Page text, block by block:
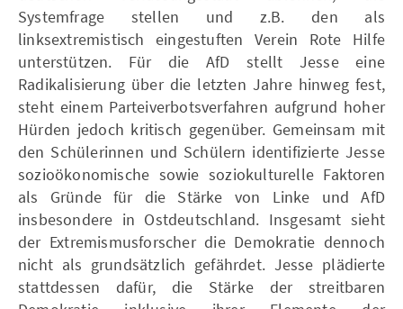
Systemfrage stellen und z.B. den als
linksextremistisch eingestuften Verein Rote Hilfe
unterstützen. Für die AfD stellt Jesse eine
Radikalisierung über die letzten Jahre hinweg fest,
steht einem Parteiverbotsverfahren aufgrund hoher
Hürden jedoch kritisch gegenüber. Gemeinsam mit
den Schülerinnen und Schülern identifizierte Jesse
sozioökonomische sowie soziokulturelle Faktoren
als Gründe für die Stärke von Linke und AfD
insbesondere in Ostdeutschland. Insgesamt sieht
der Extremismusforscher die Demokratie dennoch
nicht als grundsätzlich gefährdet. Jesse plädierte
stattdessen dafür, die Stärke der streitbaren